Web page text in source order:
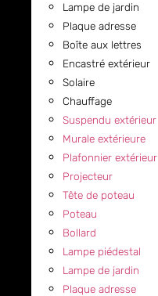
Lampe de jardin
Plaque adresse
Boîte aux lettres
Encastré extérieur
Solaire
Chauffage
Suspendu extérieur
Murale extérieure
Plafonnier extérieur
Projecteur
Tête de poteau
Poteau
Bollard
Lampe piédestal
Lampe de jardin
Plaque adresse